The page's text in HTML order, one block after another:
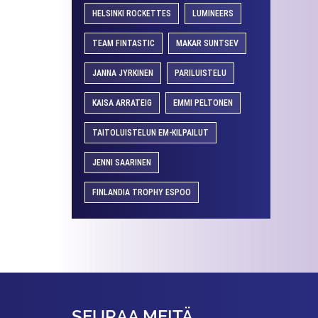
HELSINKI ROCKETTES LUMINEERS
TEAM FINTASTIC MAKAR SUNTSEV
JANNA JYRKINEN PARILUISTELU
KAISA ARRATEIG EMMI PELTONEN
TAITOLUISTELUN EM-KILPAILUT
JENNI SAARINEN
FINLANDIA TROPHY ESPOO